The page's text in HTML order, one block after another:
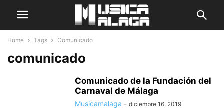
Home Tags Comunicado
comunicado
Comunicado de la Fundación del
Carnaval de Málaga
Musicamalaga - diciembre 16, 2019